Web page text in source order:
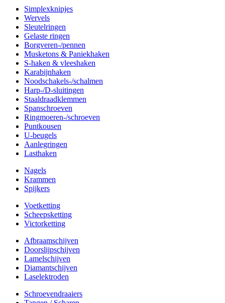
Simplexknipjes
Wervels
Sleutelringen
Gelaste ringen
Borgveren-/pennen
Musketons & Paniekhaken
S-haken & vleeshaken
Karabijnhaken
Noodschakels-/schalmen
Harp-/D-sluitingen
Staaldraadklemmen
Spanschroeven
Ringmoeren-/schroeven
Puntkousen
U-beugels
Aanlegringen
Lasthaken
Nagels
Krammen
Spijkers
Voetketting
Scheepsketting
Victorketting
Afbraamschijven
Doorslijpschijven
Lamelschijven
Diamantschijven
Laselektroden
Schroevendraaiers